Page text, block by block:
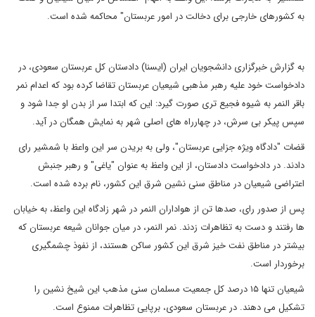
به کشورهای خارجی برای دخالت در امور عربستان" محاکمه شده است.
به گزارش خبرگزاری دانشجویان ایران (ایسنا) دادستان کل عربستان سعودی، در
دادخواست خود علیه رهبر مذهبی شیعیان عربستان تقاضا کرده بود که اعدام نمر
باقر النمر به شیوه فجیع تری صورت گیرد: این که ابتدا سر از بدن او جدا شود و
سپس پیکر بی سرش، در چهارراه های اصلی شهر به نمایش همگان در آید.
قضات "دادگاه ویژه جزایی عربستان"، ولی به بریدن سر این واعظ با شمشیر رای
دادند. در دادخواست دادستان، از این واعظ به عنوان "یاغی" و رهبر جنبش
اعتراضی شیعیان در مناطق سنی نشین شرق این کشور، نام برده شده است.
پس از صدور رای، صدها تن از هواداران النمر در شهر زادگاه این واعظ، به خیابان
ها رفتند و دست به تظاهرات زدند. نمر النمر، در میان جوانان شیعه عربستان که
بیشتر در مناطق نفت خیز شرق این کشور ساکن هستند، از نفوذ چشمگیری
برخوردار است.
شیعیان تنها ۱۵ درصد کل جمعیت مسلمان سنی مذهب این شیخ نشین را
تشکیل می دهند. در عربستان سعودی، برپایی تظاهرات ممنوع است.